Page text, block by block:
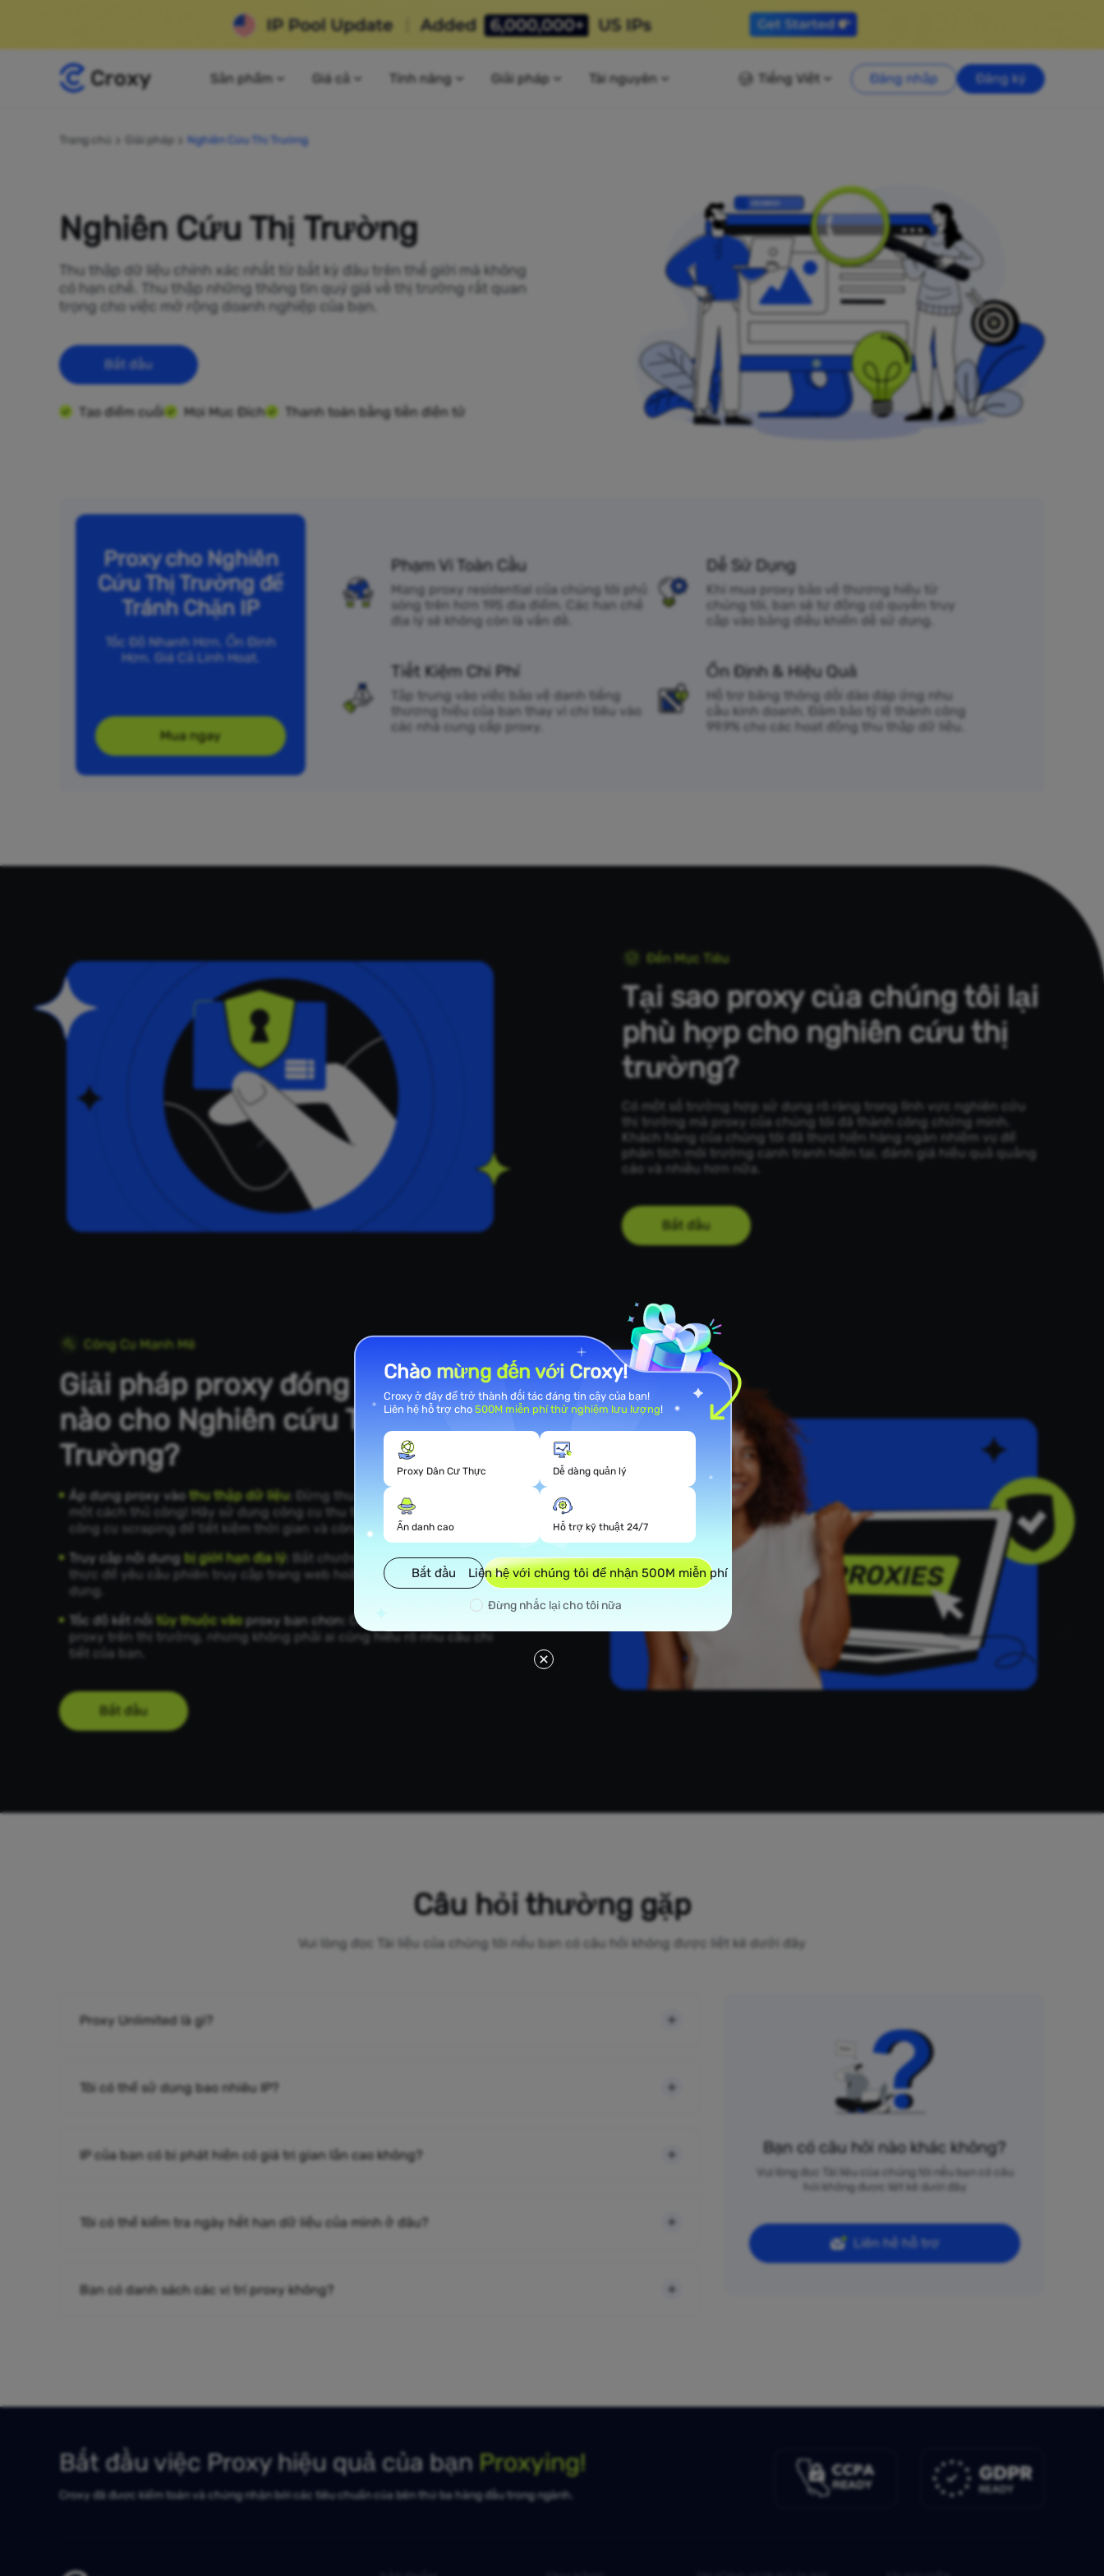
Sản phẩm Giá cả Tính năng Giải pháp Tài nguyên Tiếng Việt Đăng nhập Đăng ký
Trang chủ Giải pháp Nghiên Cứu Thị Trường
Nghiên Cứu Thị Trường
Thu thập dữ liệu chính xác nhất từ bất kỳ đâu trên thế giới mà không
có hạn chế. Thu thập những thông tin quý giá về thị trường rất quan
trọng cho việc mở rộng doanh nghiệp của bạn.
Bắt đầu
Tạo điểm cuối Mọi Mục Đích Thanh toán bằng tiền điện tử
Proxy cho Nghiên
Cứu Thị Trường để
Tránh Chặn IP
Tốc Độ Nhanh Hơn. Ổn Định
Hơn. Giá Cả Linh Hoạt.
Mua ngay
Phạm Vi Toàn Cầu
Mạng proxy residential của chúng tôi phủ
sóng trên hơn 195 địa điểm. Các hạn chế
địa lý sẽ không còn là vấn đề.
Dễ Sử Dụng
Khi mua proxy bảo vệ thương hiệu từ
chúng tôi, bạn sẽ tự động có quyền truy
cập vào bảng điều khiển dễ sử dụng.
Tiết Kiệm Chi Phí
Tập trung vào việc bảo vệ danh tiếng
thương hiệu của bạn thay vì chi tiêu vào
các nhà cung cấp proxy.
Ổn Định & Hiệu Quả
Hỗ trợ băng thông dồi dào đáp ứng nhu
cầu kinh doanh. Đảm bảo tỷ lệ thành công
99.9% cho các hoạt động thu thập dữ liệu.
Đến Mục Tiêu
Tại sao proxy của chúng tôi lại
phù hợp cho nghiên cứu thị
trường?
Có một số trường hợp sử dụng rõ ràng trong lĩnh vực nghiên cứu
thị trường mà proxy của chúng tôi đã thành công chứng minh.
Khách hàng của chúng tôi đã thực hiện hàng ngàn nhiệm vụ để
phân tích môi trường cạnh tranh hiện tại, đánh giá hiệu quả quảng
cáo và nhiều hơn nữa.
Bắt đầu
Công Cụ Mạnh Mẽ
Giải pháp proxy đóng góp thế
nào cho Nghiên cứu Thị
Trường?
Áp dụng proxy vào thu thập dữ liệu:
Đừng thu thập dữ liệu quy mô lớn
một cách thủ công! Hãy sử dụng công cụ thu thập dữ liệu web hoặc
công cụ scraping để tiết kiệm thời gian và công sức.
Truy cập nội dung bị giới hạn địa lý:
Bắt chước người dùng địa phương
thực để yêu cầu phiên truy cập trang web hoặc đăng nhập vào ứng
dụng.
Tốc độ kết nối tùy thuộc vàoproxy bạn chọn:
Có nhiều nhà cung cấp
proxy trên thị trường, nhưng không phải ai cũng hiểu rõ nhu cầu chi
tiết của bạn.
Bắt đầu
Câu hỏi thường gặp
Vui lòng đọc Tài liệu của chúng tôi nếu bạn có câu hỏi không được liệt kê dưới đây
Proxy Unlimited là gì?
Tôi có thể sử dụng bao nhiêu IP?
IP của bạn có bị phát hiện có giá trị gian lận cao không?
Tôi có thể kiểm tra ngày hết hạn dữ liệu của mình ở đâu?
Bạn có danh sách các vị trí proxy không?
Bạn có câu hỏi nào khác không?
Vui lòng đọc Tài liệu của chúng tôi nếu bạn có câu
hỏi không được liệt kê dưới đây
Liên hệ hỗ trợ
Bắt đầu việc Proxy hiệu quả của bạn Proxying!
Croxy đã được kiểm toán và chứng nhận bởi các tiêu chuẩn của bên thứ ba hàng đầu trong ngành.
Chào mừng đến với Croxy!
Croxy ở đây để trở thành đối tác đáng tin cậy của bạn!
Liên hệ hỗ trợ cho 500M miễn phí thử nghiệm lưu lượng!
Proxy Dân Cư Thực Dễ dàng quản lý
Ẩn danh cao Hỗ trợ kỹ thuật 24/7
Bắt đầu Liên hệ với chúng tôi để nhận 500M miễn phí
Đừng nhắc lại cho tôi nữa